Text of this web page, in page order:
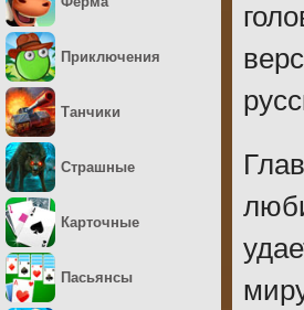
Приключения
Танчики
Страшные
Карточные
Пасьянсы